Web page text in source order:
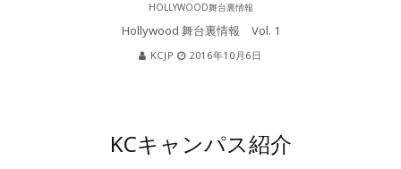
HOLLYWOOD舞台裏情報
Hollywood 舞台裏情報 Vol. 1
KCJP 2016年10月6日
KCキャンパス紹介